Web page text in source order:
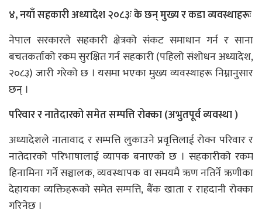
४, नयाँ सहकारी अध्यादेश २०८३ः के छन् मुख्य र कडा व्यवस्थाहरूः
नेपाल सरकारले सहकारी क्षेत्रको संकट समाधान गर्न र साना
बचतकर्ताको रकम सुरक्षित गर्न सहकारी (पहिलो संशोधन अध्यादेश,
२०८३) जारी गरेको छ । यसमा भएका मुख्य व्यवस्थाहरू निम्नानुसार
छन् ।
परिवार र नातेदारको समेत सम्पत्ति रोक्का (अभुतपूर्व व्यवस्था )
अध्यादेशले नातावाद र सम्पत्ति लुकाउने प्रवृत्तिलाई रोक्न परिवार र
नातेदारको परिभाषालाई व्यापक बनाएको छ । सहकारीको रकम
हिनामिना गर्ने सञ्चालक, व्यवस्थापक वा समयमै ऋण नतिर्ने ऋणीका
देहायका व्यक्तिहरूको समेत सम्पत्ति, बैंक खाता र राहदानी रोक्का
गरिनेछ ।